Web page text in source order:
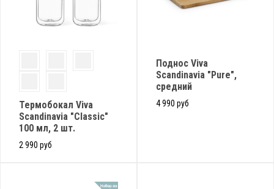
Термобокал Viva
Scandinavia "Classic"
100 мл, 2 шт.
2 990 руб
Поднос Viva
Scandinavia "Pure",
средний
4 990 руб